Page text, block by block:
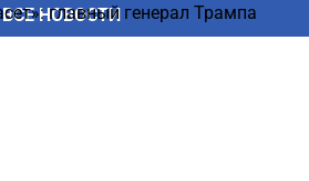
главный генерал Трампа
ВСЕ НОВОСТИ
права защищены